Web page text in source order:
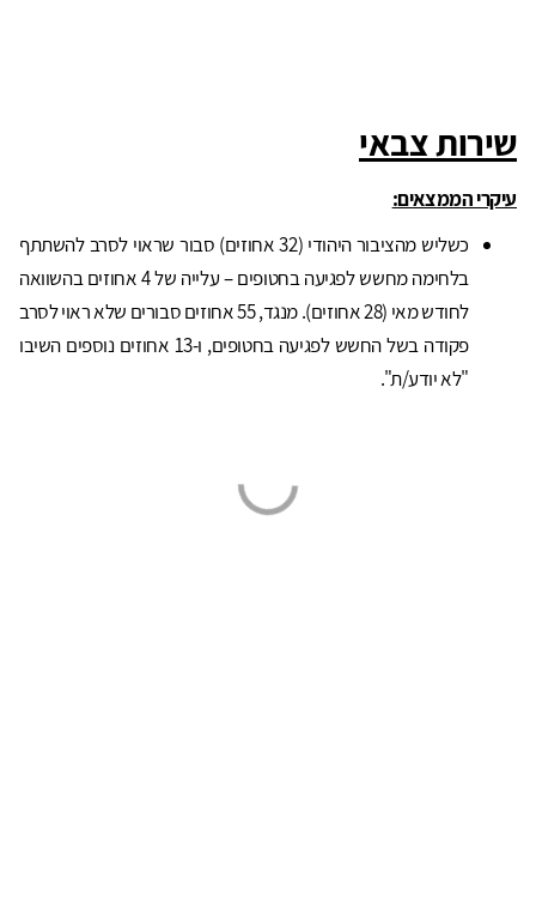
שירות צבאי
עיקרי הממצאים:
כשליש מהציבור היהודי (32 אחוזים) סבור שראוי לסרב להשתתף
בלחימה מחשש לפגיעה בחטופים – עלייה של 4 אחוזים בהשוואה
לחודש מאי (28 אחוזים). מנגד, 55 אחוזים סבורים שלא ראוי לסרב
פקודה בשל החשש לפגיעה בחטופים, ו-13 אחוזים נוספים השיבו
"לא יודע/ת".